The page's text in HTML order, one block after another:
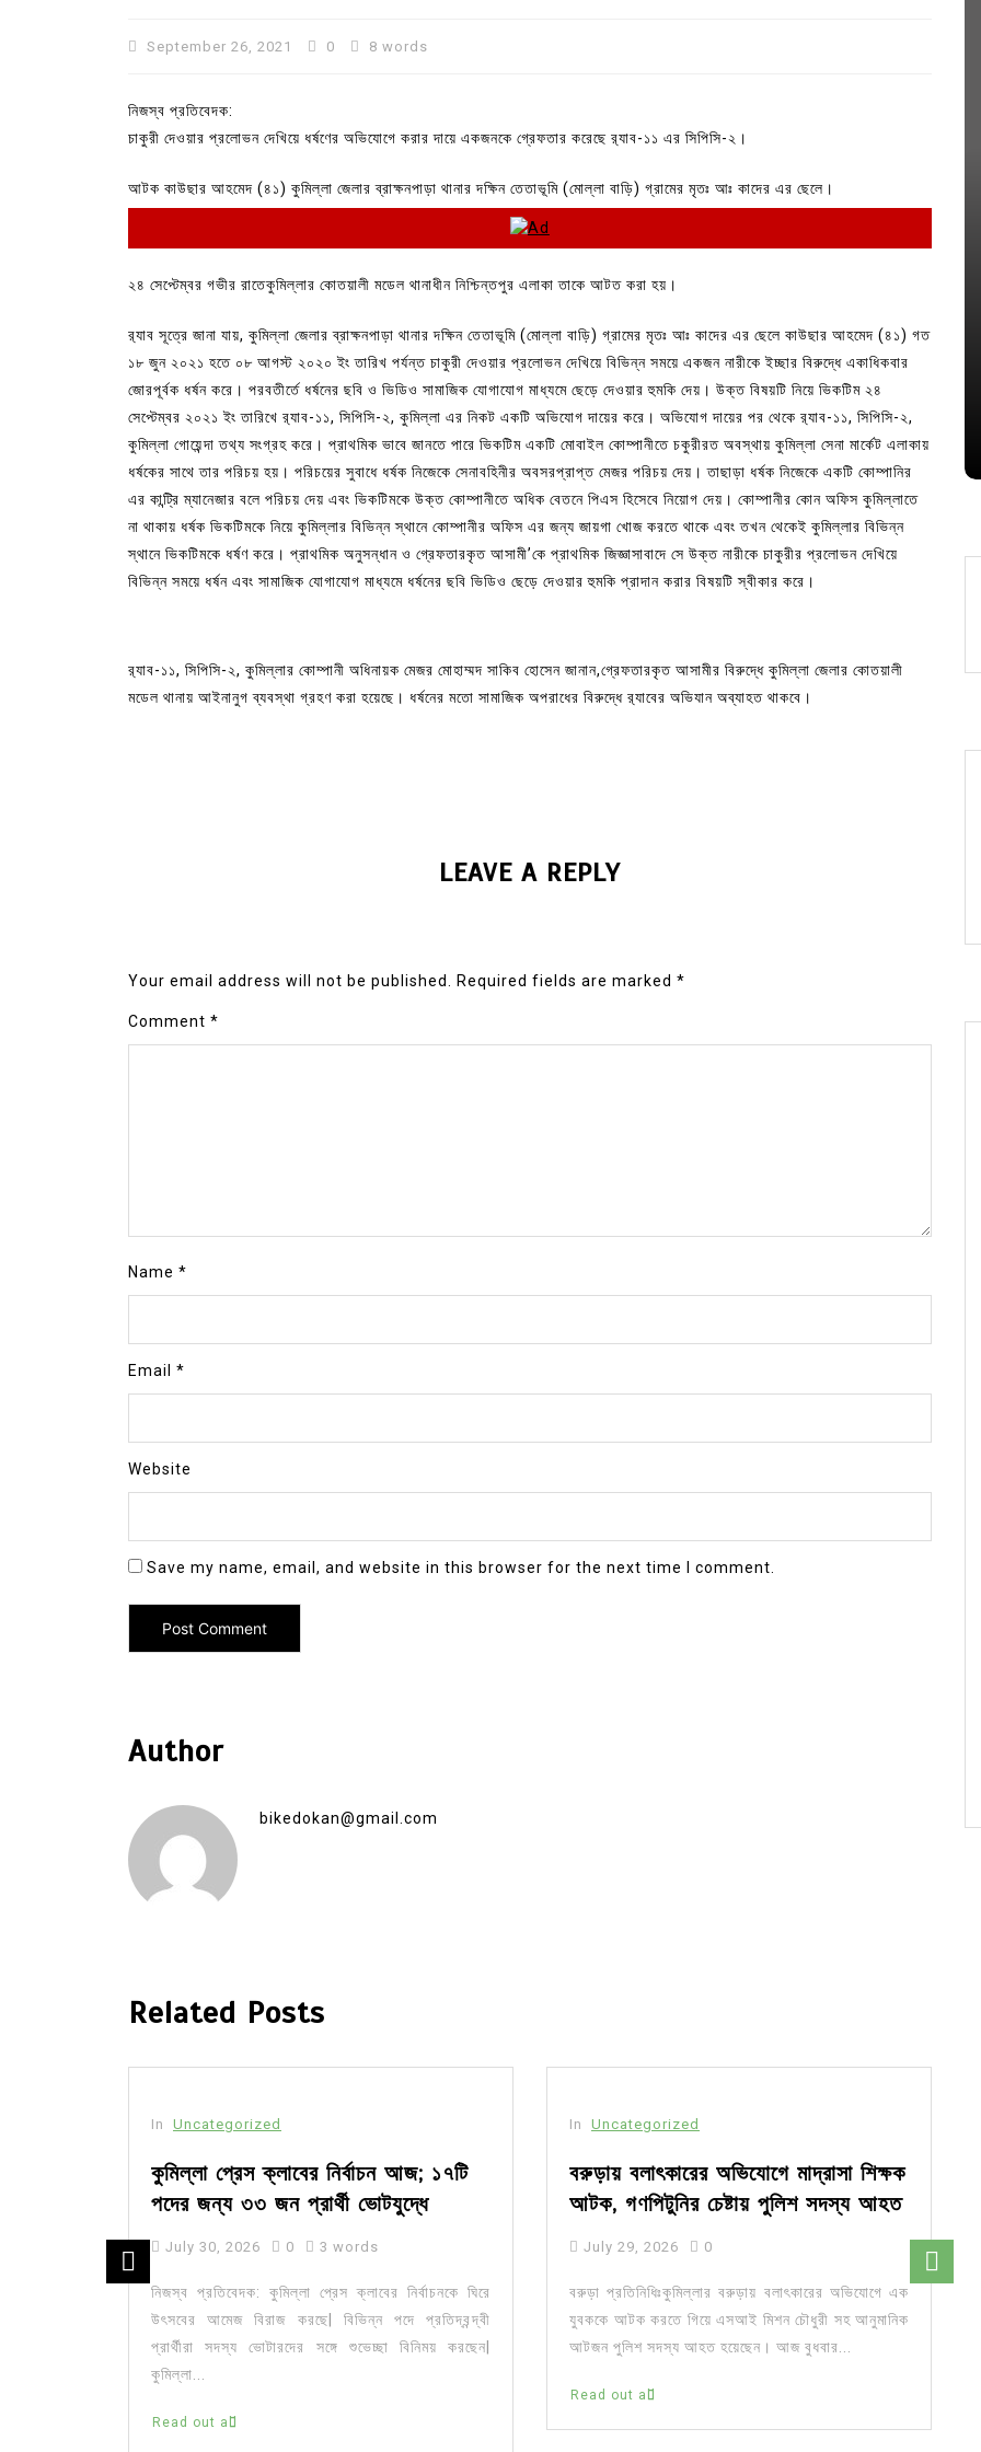
September 26, 2021 0 8 words
নিজস্ব প্রতিবেদক:
চাকুরী দেওয়ার প্রলোভন দেখিয়ে ধর্ষণের অভিযোগে করার দায়ে একজনকে গ্রেফতার করেছে র‌্যাব-১১ এর সিপিসি-২।
আটক কাউছার আহমেদ (৪১) কুমিল্লা জেলার ব্রাক্ষনপাড়া থানার দক্ষিন তেতাভূমি (মোল্লা বাড়ি) গ্রামের মৃতঃ আঃ কাদের এর ছেলে।
২৪ সেপ্টেম্বর গভীর রাতেকুমিল্লার কোতয়ালী মডেল থানাধীন নিশ্চিন্তপুর এলাকা তাকে আটত করা হয়।
র‌্যাব সূত্রে জানা যায়, কুমিল্লা জেলার ব্রাক্ষনপাড়া থানার দক্ষিন তেতাভূমি (মোল্লা বাড়ি) গ্রামের মৃতঃ আঃ কাদের এর ছেলে কাউছার আহমেদ (৪১) গত
১৮ জুন ২০২১ হতে ০৮ আগস্ট ২০২০ ইং তারিখ পর্যন্ত চাকুরী দেওয়ার প্রলোভন দেখিয়ে বিভিন্ন সময়ে একজন নারীকে ইচ্ছার বিরুদ্ধে একাধিকবার
জোরপূর্বক ধর্ষন করে। পরবতীর্তে ধর্ষনের ছবি ও ভিডিও সামাজিক যোগাযোগ মাধ্যমে ছেড়ে দেওয়ার হুমকি দেয়। উক্ত বিষয়টি নিয়ে ভিকটিম ২৪
সেপ্টেম্বর ২০২১ ইং তারিখে র‌্যাব-১১, সিপিসি-২, কুমিল্লা এর নিকট একটি অভিযোগ দায়ের করে। অভিযোগ দায়ের পর থেকে র‌্যাব-১১, সিপিসি-২,
কুমিল্লা গোয়েন্দা তথ্য সংগ্রহ করে। প্রাথমিক ভাবে জানতে পারে ভিকটিম একটি মোবাইল কোম্পানীতে চকুরীরত অবস্থায় কুমিল্লা সেনা মার্কেট এলাকায়
ধর্ষকের সাথে তার পরিচয় হয়। পরিচয়ের সুবাধে ধর্ষক নিজেকে সেনাবহিনীর অবসরপ্রাপ্ত মেজর পরিচয় দেয়। তাছাড়া ধর্ষক নিজেকে একটি কোম্পানির
এর কান্ট্রি ম্যানেজার বলে পরিচয় দেয় এবং ভিকটিমকে উক্ত কোম্পানীতে অধিক বেতনে পিএস হিসেবে নিয়োগ দেয়। কোম্পানীর কোন অফিস কুমিল্লাতে
না থাকায় ধর্ষক ভিকটিমকে নিয়ে কুমিল্লার বিভিন্ন স্থানে কোম্পানীর অফিস এর জন্য জায়গা খোজ করতে থাকে এবং তখন থেকেই কুমিল্লার বিভিন্ন
স্থানে ভিকটিমকে ধর্ষণ করে। প্রাথমিক অনুসন্ধান ও গ্রেফতারকৃত আসামী’কে প্রাথমিক জিজ্ঞাসাবাদে সে উক্ত নারীকে চাকুরীর প্রলোভন দেখিয়ে
বিভিন্ন সময়ে ধর্ষন এবং সামাজিক যোগাযোগ মাধ্যমে ধর্ষনের ছবি ভিডিও ছেড়ে দেওয়ার হুমকি প্রাদান করার বিষয়টি স্বীকার করে।
র‌্যাব-১১, সিপিসি-২, কুমিল্লার কোম্পানী অধিনায়ক মেজর মোহাম্মদ সাকিব হোসেন জানান,গ্রেফতারকৃত আসামীর বিরুদ্ধে কুমিল্লা জেলার কোতয়ালী
মডেল থানায় আইনানুগ ব্যবস্থা গ্রহণ করা হয়েছে। ধর্ষনের মতো সামাজিক অপরাধের বিরুদ্ধে র‌্যাবের অভিযান অব্যাহত থাকবে।
LEAVE A REPLY
Your email address will not be published. Required fields are marked *
Comment *
Name *
Email *
Website
Save my name, email, and website in this browser for the next time I comment.
Author
bikedokan@gmail.com
Related Posts
In Uncategorized
কুমিল্লা প্রেস ক্লাবের নির্বাচন আজ; ১৭টি
পদের জন্য ৩৩ জন প্রার্থী ভোটযুদ্ধে
July 30, 2026 0 3 words
নিজস্ব প্রতিবেদক: কুমিল্লা প্রেস ক্লাবের নির্বাচনকে ঘিরে
উৎসবের আমেজ বিরাজ করছে| বিভিন্ন পদে প্রতিদ্বন্দ্বী
প্রার্থীরা সদস্য ভোটারদের সঙ্গে শুভেচ্ছা বিনিময় করছেন|
কুমিল্লা...
Read out all
In Uncategorized
বরুড়ায় বলাৎকারের অভিযোগে মাদ্রাসা শিক্ষক
আটক, গণপিটুনির চেষ্টায় পুলিশ সদস্য আহত
July 29, 2026 0
বরুড়া প্রতিনিধিঃকুমিল্লার বরুড়ায় বলাৎকারের অভিযোগে এক
যুবককে আটক করতে গিয়ে এসআই মিশন চৌধুরী সহ আনুমানিক
আটজন পুলিশ সদস্য আহত হয়েছেন। আজ বুধবার...
Read out all
কুমিল্লা প্রেস ক্লাবের নির্বাচন আজ; ১৭টি
পদের জন্য ৩৩ জন প্রার্থী ভোটযুদ্ধে
July 30, 2026 3 words
আদর্শ সমাজ বিনির্মাণে সহায়ক ভুমিকা রাখে
ছাত্রসমাজ- প্রেসক্লাব সভাপতি
August 6, 2026 0